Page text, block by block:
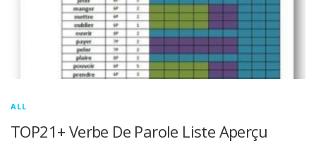
ALL
TOP21+ Verbe De Parole Liste Aperçu